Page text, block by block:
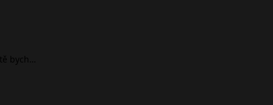
bych…